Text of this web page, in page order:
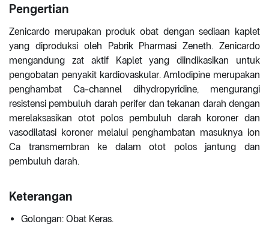
Pengertian
Zenicardo merupakan produk obat dengan sediaan kaplet
yang diproduksi oleh Pabrik Pharmasi Zeneth. Zenicardo
mengandung zat aktif Kaplet yang diindikasikan untuk
pengobatan penyakit kardiovaskular. Amlodipine merupakan
penghambat Ca-channel dihydropyridine, mengurangi
resistensi pembuluh darah perifer dan tekanan darah dengan
merelaksasikan otot polos pembuluh darah koroner dan
vasodilatasi koroner melalui penghambatan masuknya ion
Ca transmembran ke dalam otot polos jantung dan
pembuluh darah.
Keterangan
Golongan: Obat Keras.